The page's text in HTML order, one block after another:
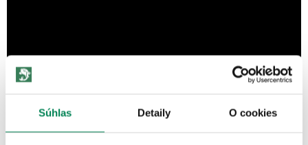
Súhlas Detaily O cookies